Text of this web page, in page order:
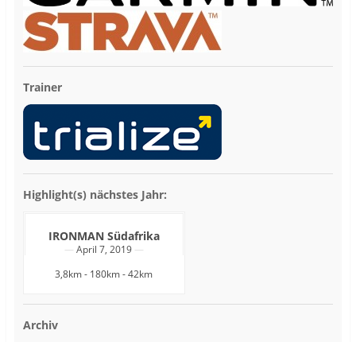
Trainer
Highlight(s) nächstes Jahr:
IRONMAN Südafrika
April 7, 2019
3,8km - 180km - 42km
Archiv